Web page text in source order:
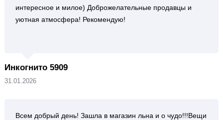
интересное и милое) Доброжелательные продавцы и
уютная атмосфера! Рекомендую!
Инкогнито 5909
31.01.2026
Всем добрый день! Зашла в магазин льна и о чудо!!!Вещи